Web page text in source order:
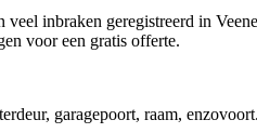
inbraken geregistreerd in
voor een gratis offerte.
garagepoort, raam, enzovoort.